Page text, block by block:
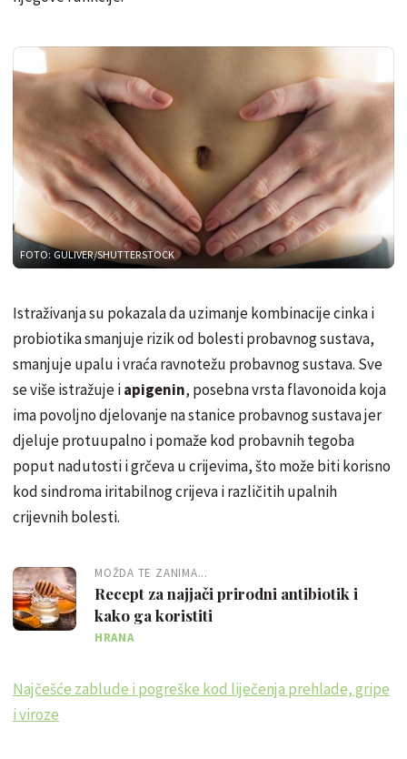
FOTO: GULIVER/SHUTTERSTOCK
Istraživanja su pokazala da uzimanje kombinacije cinka i
probiotika smanjuje rizik od bolesti probavnog sustava,
smanjuje upalu i vraća ravnotežu probavnog sustava. Sve
se više istražuje iapigenin, posebna vrsta flavonoida koja
ima povoljno djelovanje na stanice probavnog sustava jer
djeluje protuupalno i pomaže kod probavnih tegoba
poput nadutosti i grčeva u crijevima, što može biti korisno
kod sindroma iritabilnog crijeva i različitih upalnih
crijevnih bolesti.
MOŽDA TE ZANIMA...
Recept za najjači prirodni antibiotik i
kako ga koristiti
HRANA
Najčešće zablude i pogreške kod liječenja prehlade, gripe
i viroze